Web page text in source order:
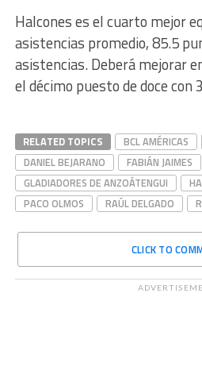
Halcones es el cuarto mejor
asistencias promedio, 85.5
asistencias. Deberá mejorar
el décimo puesto de doce con
RELATED TOPICS BCL AMÉRICAS
DANIEL BEJARANO
FABIÁN JAIMES
GLADIADORES DE ANZOÁTENGUI
PACO OLMOS
RAÚL DELGADO
CLICK TO